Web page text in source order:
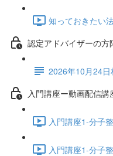
知っておきたい
認定アドバイザーの方
2026年10月24日
入門講座ー動画配信講
入門講座1-分子
入門講座1-分子